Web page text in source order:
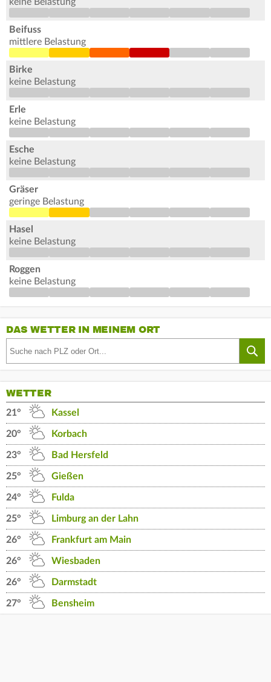
keine Belastung
Beifuss
mittlere Belastung
Birke
keine Belastung
Erle
keine Belastung
Esche
keine Belastung
Gräser
geringe Belastung
Hasel
keine Belastung
Roggen
keine Belastung
DAS WETTER IN MEINEM ORT
WETTER
21° Kassel
20° Korbach
23° Bad Hersfeld
25° Gießen
24° Fulda
25° Limburg an der Lahn
26° Frankfurt am Main
26° Wiesbaden
26° Darmstadt
27° Bensheim